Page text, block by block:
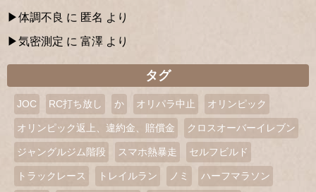
体調不良 に 匿名 より
気密測定 に 富澤 より
タグ
JOC RC打ち放し か オリパラ中止 オリンピック
オリンピック返上、違約金、賠償金 クロスオーバーイレブン
ジャングルジム階段 スマホ熱暴走 セルフビルド
トラックレース トレイルラン ノミ ハーフマラソン